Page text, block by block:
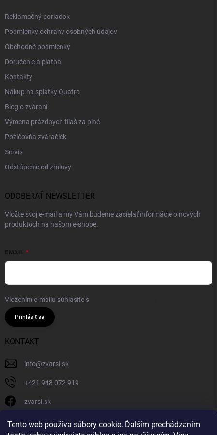
Tento web používa súbory cookie. Ďalším prechádzaním
Reklamačný poriadok
Podmienky ochrany osobných údajov
Obchodné podmienky
Doručenie a platba
Kontakty
Nákup na splátky Quatro
Blog o zváraní
Výmena prázdnych fliaš za plné
Požičovňa zváračiek
Servis
Odstúpenie od zmluvy
ODOBERAŤ NEWSLETTER
Vložte svoj e-mail a my Vám budeme zasielať informácie o nových
produktoch na našom e-shope.
EMAIL
Vložením e-mailu súhlasíte s
Prihlásiť sa
KONTAKT
info@zvarsi.sk
+421 948 072 919
zvarsi.sk
zvarsi.sk